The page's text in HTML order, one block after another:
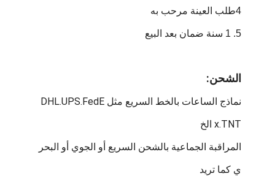
4طلب العينة مرحب به
5. 1 سنة ضمان بعد البيع
الشحن:
نماذج الساعات بالخط السريع مثل DHL.UPS.FedE
x.TNT الخ
المراقبة الجماعية بالشحن السريع أو الجوي أو البحر
ي كما تريد